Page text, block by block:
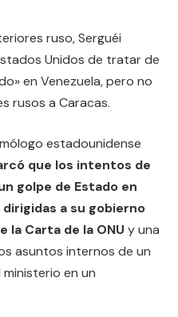
ruso, Serguéi
Unidos de tratar de
en Venezuela, pero no
rusos a Caracas.
estadounidense
que los intentos de
golpe de Estado en
a su gobierno
Carta de la ONU y una
asuntos internos de un
en un